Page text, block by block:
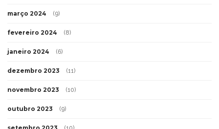
março 2024 (9)
fevereiro 2024 (8)
janeiro 2024 (6)
dezembro 2023 (11)
novembro 2023 (10)
outubro 2023 (9)